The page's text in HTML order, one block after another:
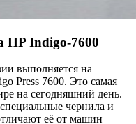
HP Indigo-7600
выполняется на
Press 7600. Это самая
на сегодняшний день.
чернила и
её от машин